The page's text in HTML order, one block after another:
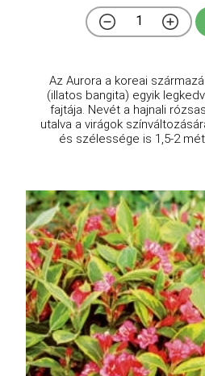
Az Aurora a koreai
(illatos bangita) egyik
fajtája. Nevét a hajnali
utalva a virágok
és szélessége is 1,5-2